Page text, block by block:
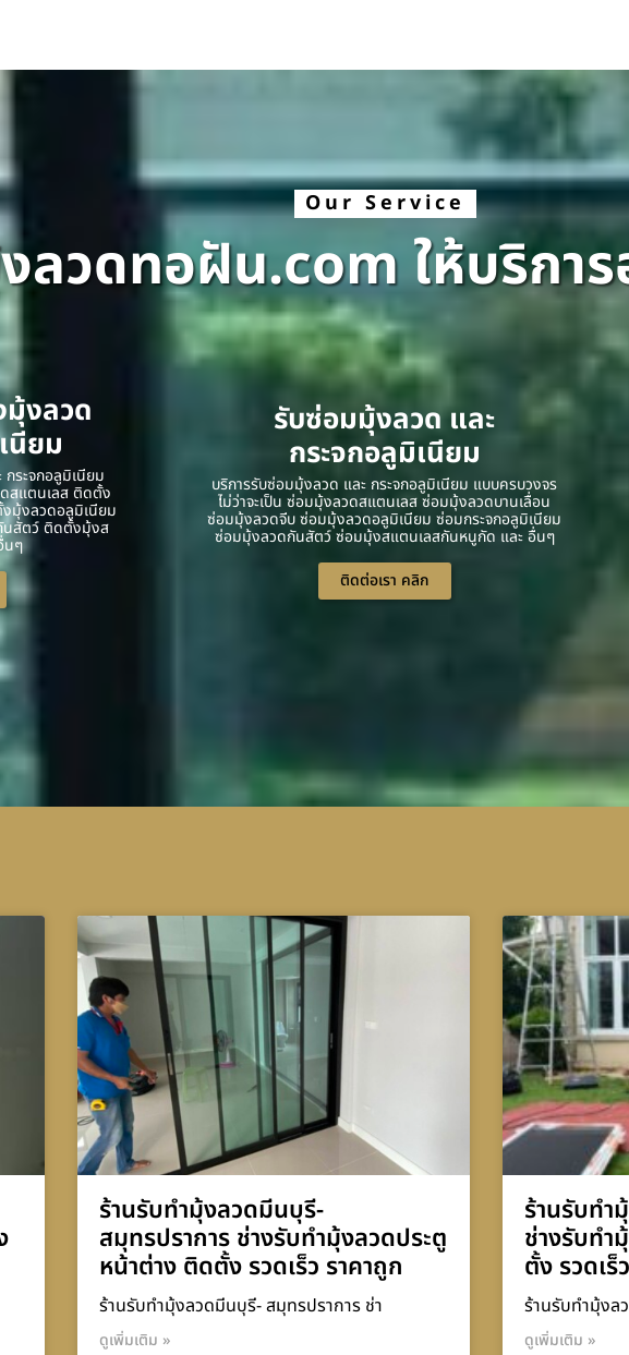
Our Service
ลวดทอฝัน.com ให้บริการ
งลวด
นียม
ระจกอลูมิเนียม
สแตนเลส ติดตั้ง
มุ้งลวดอลูมิเนียม
นสัตว์ ติดตั้งมุ้งส
นๆ
รับซ่อมมุ้งลวด และ
กระจกอลูมิเนียม
บริการรับซ่อมมุ้งลวด และ กระจกอลูมิเนียม แบบครบวงจร
ไม่ว่าจะเป็น ซ่อมมุ้งลวดสแตนเลส ซ่อมมุ้งลวดบานเลื่อน
ซ่อมมุ้งลวดจีบ ซ่อมมุ้งลวดอลูมิเนียม ซ่อมกระจกอลูมิเนียม
ซ่อมมุ้งลวดกันสัตว์ ซ่อมมุ้งสแตนเลสกันหนูกัด และ อื่นๆ
ติดต่อเรา คลิก
ร้านรับทำมุ้งลวดมีนบุรี-
สมุทรปราการ ช่างรับทำมุ้งลวดประตู
หน้าต่าง ติดตั้ง รวดเร็ว ราคาถูก
ร้านรับทำมุ้งลวดมีนบุรี- สมุทรปราการ ช่า
ดูเพิ่มเติม »
ร้านรับทำ
ช่างรับทำ
ตั้ง รวดเร็
ร้านรับทำมุ้งล
ดูเพิ่มเติม »